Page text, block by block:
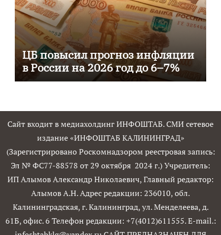
ЦБ повысил прогноз инфляции
в России на 2026 год до 6–7%
Сайт входит в медиахолдинг ИНФОШТАБ. СМИ сетевое
издание «ИНФОШТАБ КАЛИНИНГРАД»
(Зарегистрировано Роскомнадзором реестровая запись:
Эл № ФС77-88578 от 29 октября 2024 г.) Учредитель:
ИП Алымов Александр Николаевич, Главный редактор:
Алымов А.Н. Адрес редакции: 236010, обл.
Калининградская, г. Калининград, ул. Менделеева, д.
61Б, офис. 6 Телефон редакции: +7(4012)611555. E-mail.: